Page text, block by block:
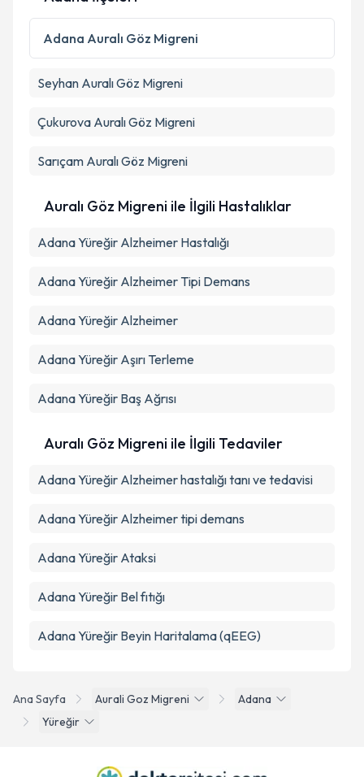
Kişisel verilerimin işlenmesine ilişkin
Metni 'ni okudum ve kişisel verilerimin belirtilen
Takvim Talebini Gönder
Ana Sayfa Aurali Goz Migreni
Adana
Yüreğir
Adana Auralı Göz Migreni
Seyhan Auralı Göz Migreni
Çukurova Auralı Göz Migreni
Sarıçam Auralı Göz Migreni
Auralı Göz Migreni ile İlgili Hastalıklar
Adana Yüreğir Alzheimer Hastalığı
Adana Yüreğir Alzheimer Tipi Demans
Adana Yüreğir Alzheimer
Adana Yüreğir Aşırı Terleme
Adana Yüreğir Baş Ağrısı
Auralı Göz Migreni ile İlgili Tedaviler
Adana Yüreğir Alzheimer hastalığı tanı ve tedavisi
Adana Yüreğir Alzheimer tipi demans
Adana Yüreğir Ataksi
Adana Yüreğir Bel fıtığı
Adana Yüreğir Beyin Haritalama (qEEG)